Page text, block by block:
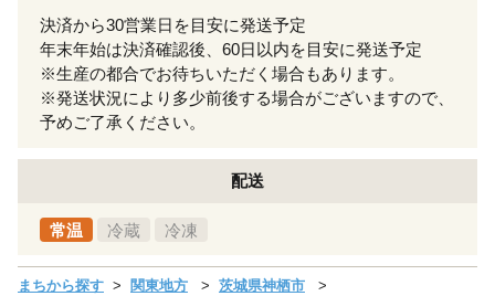
決済から30営業日を目安に発送予定
年末年始は決済確認後、60日以内を目安に発送予定
※生産の都合でお待ちいただく場合もあります。
※発送状況により多少前後する場合がございますので、
予めご了承ください。
配送
常温 冷蔵 冷凍
まちから探す 関東地方 茨城県神栖市